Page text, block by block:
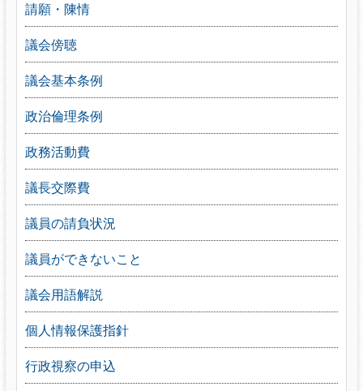
請願・陳情
議会傍聴
議会基本条例
政治倫理条例
政務活動費
議長交際費
議員の請負状況
議員ができないこと
議会用語解説
個人情報保護指針
行政視察の申込